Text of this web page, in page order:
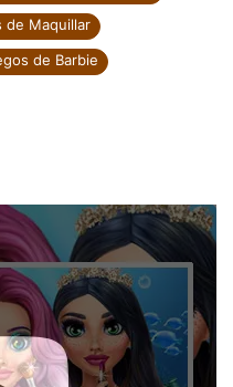
de Maquillar
de Barbie